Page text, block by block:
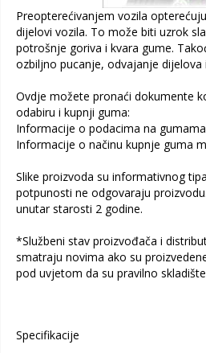
Preopterećivanjem vozila
dijelovi vozila. To može biti uzrok
potrošnje goriva i kvara gume.
ozbiljno pucanje, odvajanje dijelova
Ovdje možete pronaći dokumente
odabiru i kupnji guma:
Informacije o podacima na
Informacije o načinu kupnje guma
Slike proizvoda su informativnog
potpunosti ne odgovaraju
unutar starosti 2 godine.
*Službeni stav proizvođača i
smatraju novima ako su
pod uvjetom da su pravilno
Specifikacije